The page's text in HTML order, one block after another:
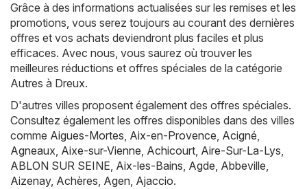
Grâce à des informations actualisées sur les remises et les
promotions, vous serez toujours au courant des dernières
offres et vos achats deviendront plus faciles et plus
efficaces. Avec nous, vous saurez où trouver les
meilleures réductions et offres spéciales de la catégorie
Autres à Dreux.
D'autres villes proposent également des offres spéciales.
Consultez également les offres disponibles dans des villes
comme Aigues-Mortes, Aix-en-Provence, Acigné,
Agneaux, Aixe-sur-Vienne, Achicourt, Aire-Sur-La-Lys,
ABLON SUR SEINE, Aix-les-Bains, Agde, Abbeville,
Aizenay, Achères, Agen, Ajaccio.